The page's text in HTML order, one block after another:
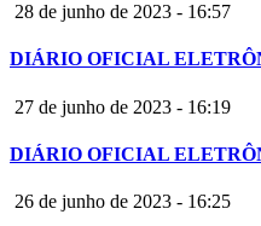
28 de junho de 2023 - 16:57
DIÁRIO OFICIAL
27 de junho de 2023 - 16:19
DIÁRIO OFICIAL
26 de junho de 2023 - 16:25